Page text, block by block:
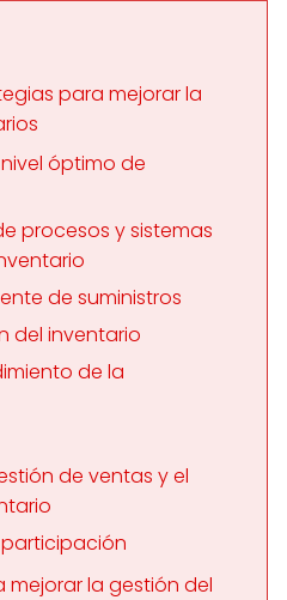
para mejorar la
óptimo de
procesos y sistemas
de suministros
del inventario
de la
de ventas y el
la gestión del